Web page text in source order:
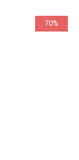
70%